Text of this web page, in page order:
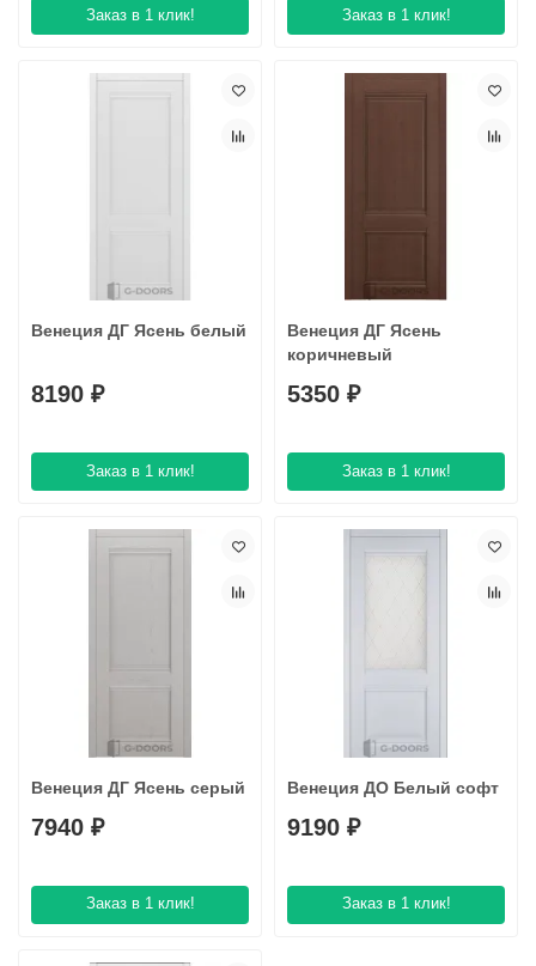
Заказ в 1 клик! Заказ в 1 клик!
Венеция ДГ Ясень белый
8190 ₽
Заказ в 1 клик!
Венеция ДГ Ясень
коричневый
5350 ₽
Заказ в 1 клик!
Венеция ДГ Ясень серый
7940 ₽
Заказ в 1 клик!
Венеция ДО Белый софт
9190 ₽
Заказ в 1 клик!